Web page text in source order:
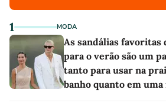
1 MODA
As sandálias favoritas
para o verão são um
tanto para usar na
banho quanto em